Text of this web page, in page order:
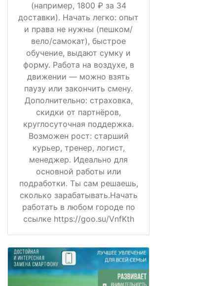
(например, 1800 ₽ за 34
доставки). Начать легко: опыт
и права не нужны (пешком/
вело/самокат), быстрое
обучение, выдают сумку и
форму. Работа на воздухе, в
движении — можно взять
паузу или закончить смену.
Дополнительно: страховка,
скидки от партнёров,
круглосуточная поддержка.
Возможен рост: старший
курьер, тренер, логист,
менеджер. Идеально для
основной работы или
подработки. Ты сам решаешь,
сколько зарабатывать.Начать
работать в любом городе по
ссылке https://goo.su/VnfKth